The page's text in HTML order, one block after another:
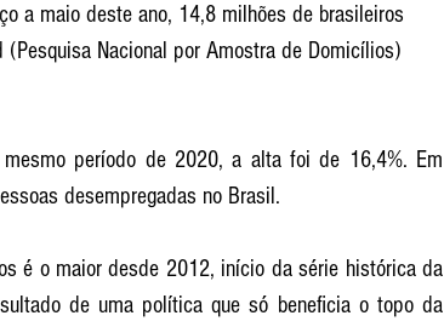
a maio deste ano, 14,8 milhões de brasileiros
Nacional por Amostra de Domicílios)
período de 2020, a alta foi de 16,4%. Em
desempregadas no Brasil.
é o maior desde 2012, início da série histórica da
de uma política que só beneficia o topo da